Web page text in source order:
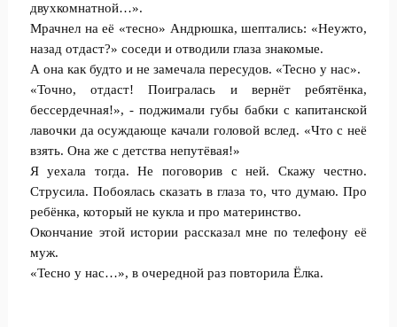
двухкомнатной…».
Мрачнел на её «тесно» Андрюшка, шептались: «Неужто,
назад отдаст?» соседи и отводили глаза знакомые.
А она как будто и не замечала пересудов. «Тесно у нас».
«Точно, отдаст! Поигралась и вернёт ребятёнка,
бессердечная!», - поджимали губы бабки с капитанской
лавочки да осуждающе качали головой вслед. «Что с неё
взять. Она же с детства непутёвая!»
Я уехала тогда. Не поговорив с ней. Скажу честно.
Струсила. Побоялась сказать в глаза то, что думаю. Про
ребёнка, который не кукла и про материнство.
Окончание этой истории рассказал мне по телефону её
муж.
«Тесно у нас…», в очередной раз повторила Ёлка.